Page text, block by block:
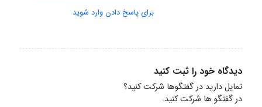
برای پاسخ دادن وارد شوید
دیدگاه خود را ثبت کنید
تمایل دارید در گفتگوها شرکت کنید؟
در گفتگو ها شرکت کنید.